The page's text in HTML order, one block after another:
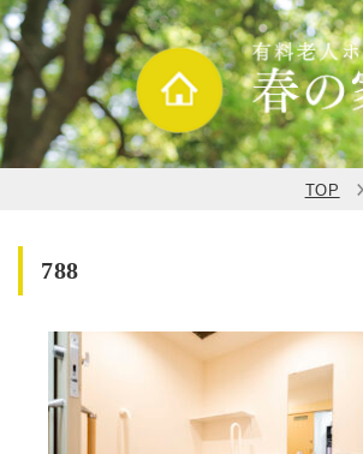
TOP
788